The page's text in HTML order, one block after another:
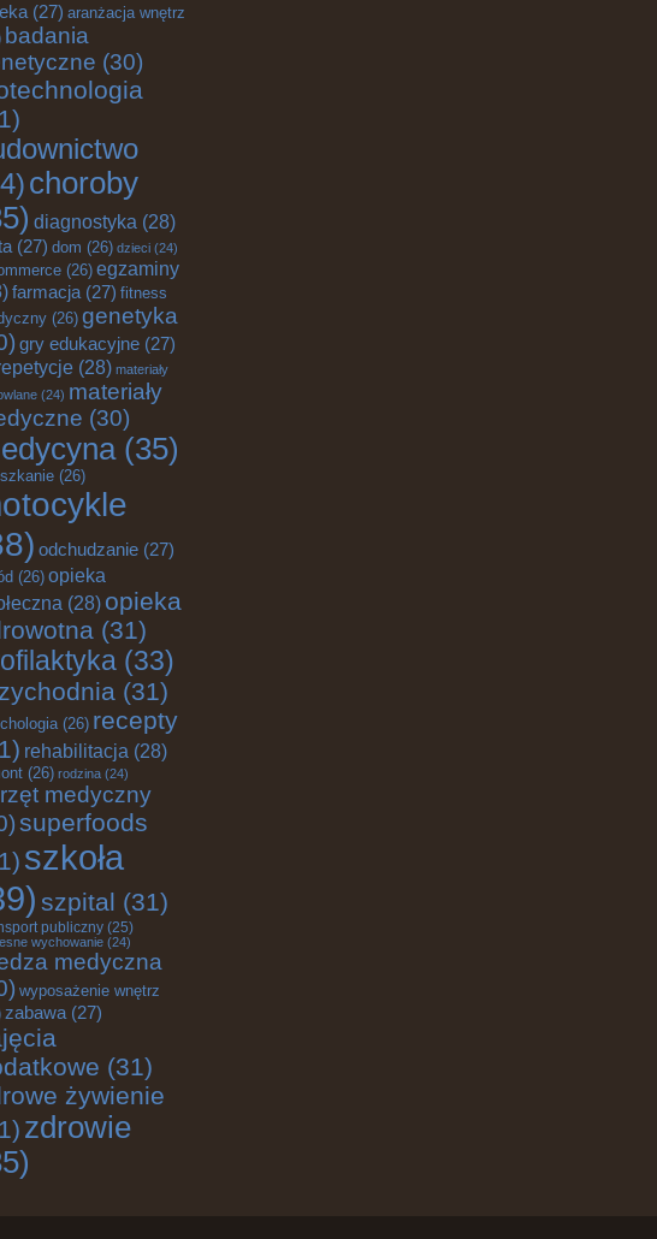
(27) aranżacja wnętrz
badania
(30)
choroby
diagnostyka (28)
(27) dom (26) dzieci (24)
(26) egzaminy
farmacja (27) fitness
(26) genetyka
gry edukacyjne (27)
(28) materiały
(24) materiały
(30)
(35)
(26)
odchudzanie (27)
(26) opieka
(28) opieka
(31)
(33)
(31)
(26) recepty
rehabilitacja (28)
(26) rodzina (24)
medyczny
superfoods
szkoła
szpital (31)
publiczny (25)
wychowanie (24)
medyczna
wyposażenie wnętrz
zabawa (27)
(31)
żywienie
zdrowie